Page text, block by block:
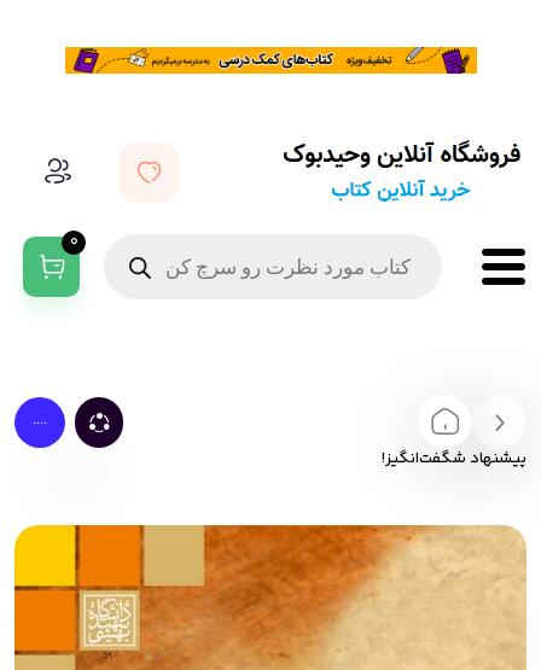
0
....
پیشنهاد شگفت‌انگیز!